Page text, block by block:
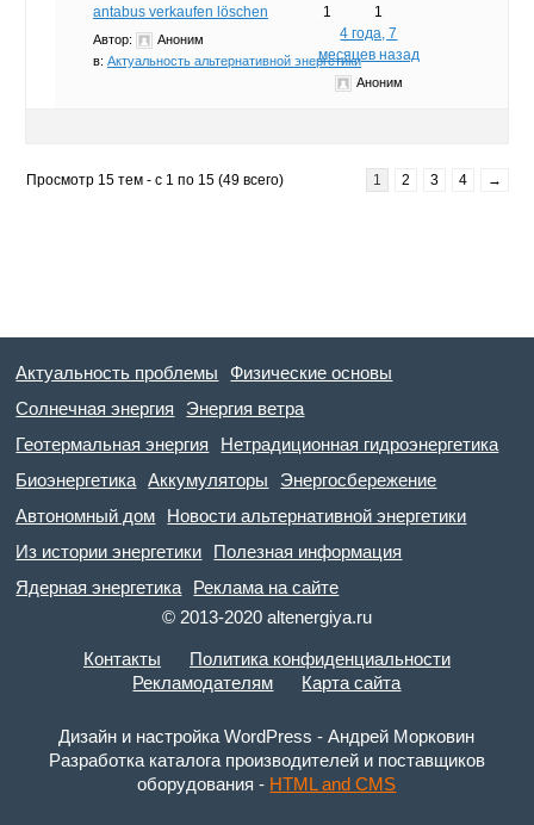
antabus verkaufen löschen
Автор:
Аноним
в: Актуальность альтернативной энергетики
1
1
4 года, 7
месяцев назад
Аноним
Просмотр 15 тем - с 1 по 15 (49 всего) 1 2 3 4 →
Актуальность проблемы
Физические основы
Солнечная энергия
Энергия ветра
Геотермальная энергия
Нетрадиционная гидроэнергетика
Биоэнергетика
Аккумуляторы
Энергосбережение
Автономный дом
Новости альтернативной энергетики
Из истории энергетики
Полезная информация
Ядерная энергетика
Реклама на сайте
© 2013-2020 altenergiya.ru
Контакты
Политика конфиденциальности
Рекламодателям
Карта сайта
Дизайн и настройка WordPress - Андрей Морковин
Разработка каталога производителей и поставщиков
оборудования - HTML and CMS